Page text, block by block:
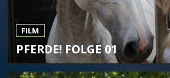
FILM
PFERDE! FOLGE 01